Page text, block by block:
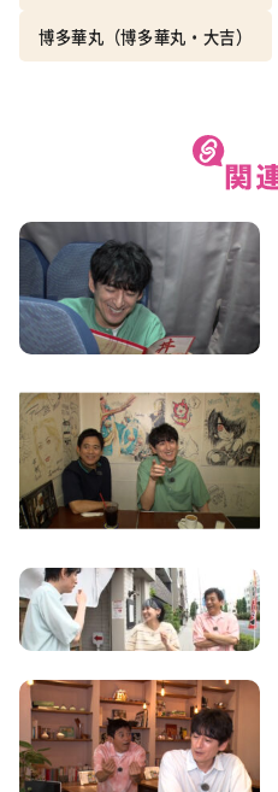
博多華丸（博多華丸・大吉）